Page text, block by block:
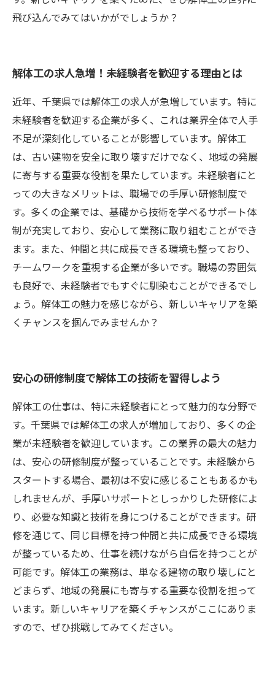
飛び込んでみてはいかがでしょうか？
解体工の求人急増！未経験者を歓迎する理由とは
近年、千葉県では解体工の求人が急増しています。特に
未経験者を歓迎する企業が多く、これは業界全体で人手
不足が深刻化していることが影響しています。解体工
は、古い建物を安全に取り壊すだけでなく、地域の発展
に寄与する重要な役割を果たしています。未経験者にと
っての大きなメリットは、職場での手厚い研修制度で
す。多くの企業では、基礎から技術を学べるサポート体
制が充実しており、安心して業務に取り組むことができ
ます。また、仲間と共に成長できる環境も整っており、
チームワークを重視する企業が多いです。職場の雰囲気
も良好で、未経験者でもすぐに馴染むことができるでし
ょう。解体工の魅力を感じながら、新しいキャリアを築
くチャンスを掴んでみませんか？
安心の研修制度で解体工の技術を習得しよう
解体工の仕事は、特に未経験者にとって魅力的な分野で
す。千葉県では解体工の求人が増加しており、多くの企
業が未経験者を歓迎しています。この業界の最大の魅力
は、安心の研修制度が整っていることです。未経験から
スタートする場合、最初は不安に感じることもあるかも
しれませんが、手厚いサポートとしっかりした研修によ
り、必要な知識と技術を身につけることができます。研
修を通じて、同じ目標を持つ仲間と共に成長できる環境
が整っているため、仕事を続けながら自信を持つことが
可能です。解体工の業務は、単なる建物の取り壊しにと
どまらず、地域の発展にも寄与する重要な役割を担って
います。新しいキャリアを築くチャンスがここにありま
すので、ぜひ挑戦してみてください。